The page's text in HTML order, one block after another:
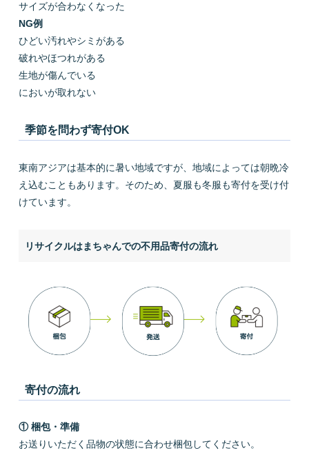
サイズが合わなくなった
NG例
ひどい汚れやシミがある
破れやほつれがある
生地が傷んでいる
においが取れない
季節を問わず寄付OK
東南アジアは基本的に暑い地域ですが、地域によっては朝晩冷
え込むこともあります。そのため、夏服も冬服も寄付を受け付
けています。
リサイクルはまちゃんでの不用品寄付の流れ
寄付の流れ
① 梱包・準備
お送りいただく品物の状態に合わせ梱包してください。